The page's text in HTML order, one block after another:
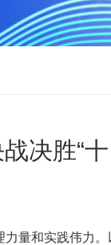
决胜“十
量和实践伟力